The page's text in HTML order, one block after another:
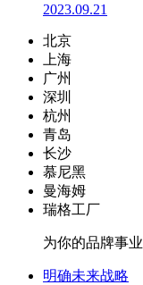
2023.09.21
北京
上海
广州
深圳
杭州
青岛
长沙
慕尼黑
曼海姆
瑞格工厂
为你的品牌事业
明确未来战略